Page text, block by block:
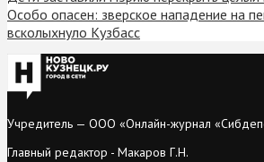
Особо опасен: зверское нападение на
всколыхнуло Кузбасс
Учредитель — ООО «Онлайн-журнал
Главный редактор - Макаров Г.Н.